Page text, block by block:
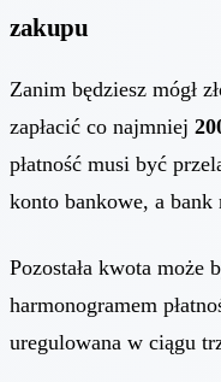
zakupu
Zanim będziesz mógł
zapłacić co najmniej
płatność musi być
konto bankowe, a bank
Pozostała kwota może
harmonogramem
uregulowana w ciągu